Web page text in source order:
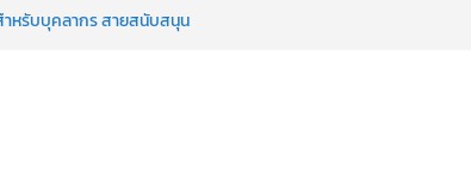
หรับบุคลากร สายสนับสนุน
กปริญญาบัตร จำนวน ๑,๙๗๒ ชุด
สาธารณประโยชน์ และบำเพ็ญ